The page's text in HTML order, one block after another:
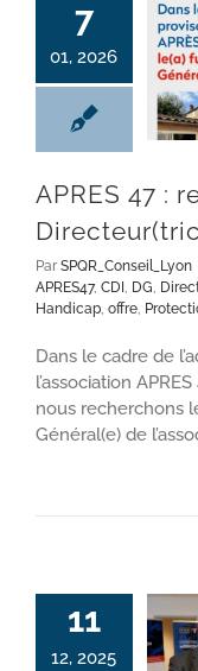
7
01, 2026
APRES 47 :
Par SPQR_Conseil_Lyon
APRES47, CDI DG
Handicap, offre,
Dans le cadre de
l’association
nous recherchons
Général(e) de
11
12, 2025